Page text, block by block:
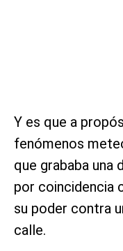
Y es que a
fenómenos
que grababa
por coincidencia
su poder contra
calle.